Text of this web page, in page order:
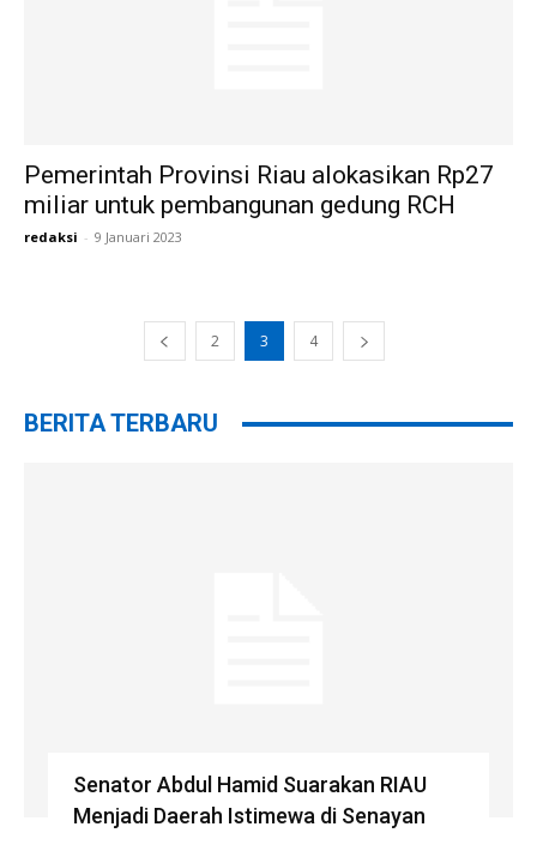
Pemerintah Provinsi Riau alokasikan Rp27
miliar untuk pembangunan gedung RCH
redaksi - 9 Januari 2023
2 3 4
BERITA TERBARU
Senator Abdul Hamid Suarakan RIAU
Menjadi Daerah Istimewa di Senayan